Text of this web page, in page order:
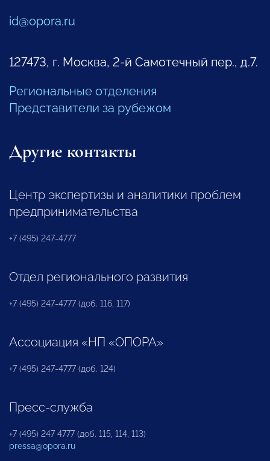
id@opora.ru
127473, г. Москва, 2-й Самотечный пер., д.7.
Региональные отделения
Представители за рубежом
Другие контакты
Центр экспертизы и аналитики проблем
предпринимательства
+7 (495) 247-4777
Отдел регионального развития
+7 (495) 247-4777 (доб. 116, 117)
Ассоциация «НП «ОПОРА»
+7 (495) 247-4777 (доб. 124)
Пресс-служба
+7 (495) 247 4777 (доб. 115, 114, 113)
pressa@opora.ru